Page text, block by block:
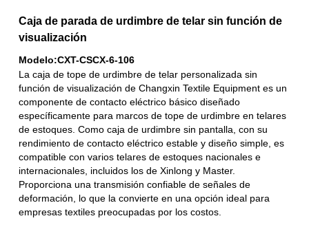
Caja de parada de urdimbre de telar sin función de
visualización
Modelo:CXT-CSCX-6-106
La caja de tope de urdimbre de telar personalizada sin
función de visualización de Changxin Textile Equipment es un
componente de contacto eléctrico básico diseñado
específicamente para marcos de tope de urdimbre en telares
de estoques. Como caja de urdimbre sin pantalla, con su
rendimiento de contacto eléctrico estable y diseño simple, es
compatible con varios telares de estoques nacionales e
internacionales, incluidos los de Xinlong y Master.
Proporciona una transmisión confiable de señales de
deformación, lo que la convierte en una opción ideal para
empresas textiles preocupadas por los costos.